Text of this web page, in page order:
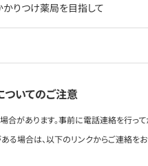
かりつけ薬局を目指して
いてのご注意
があります。事前に電話連絡を行っ
る場合は、以下のリンクからご連絡を